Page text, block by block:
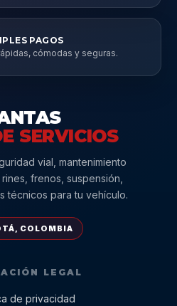
PAGOS
cómodas y seguras.
SERVICIOS
vial, mantenimiento
frenos, suspensión,
técnicos para tu vehículo.
COLOMBIA
LEGAL
de privacidad